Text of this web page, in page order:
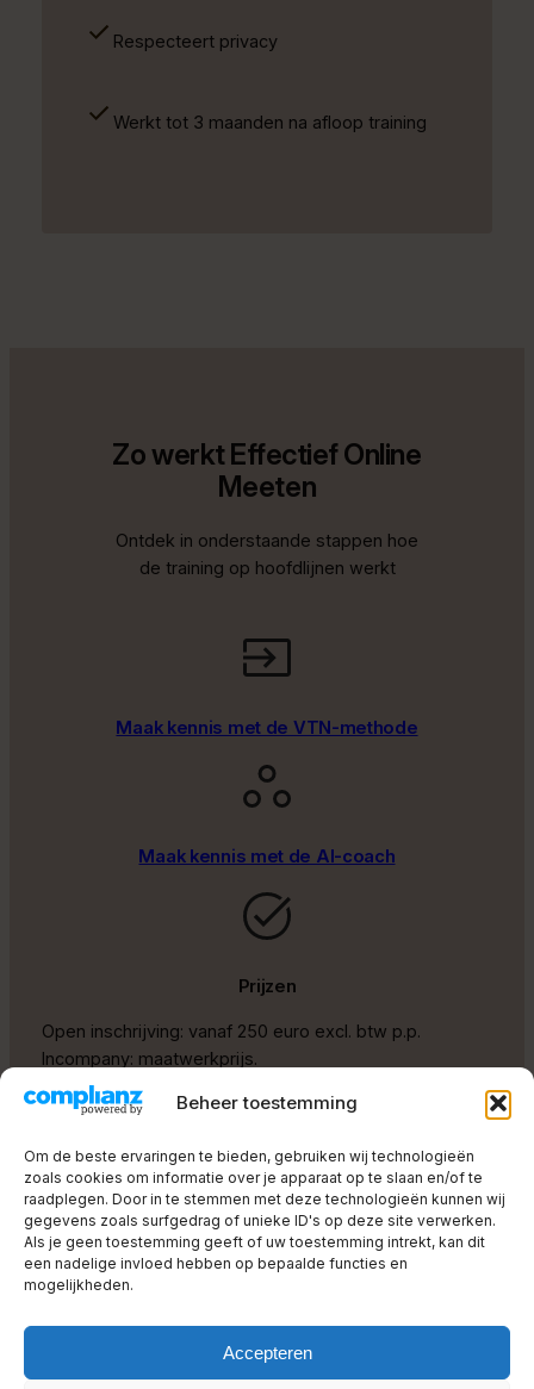
Beheer toestemming
Om de beste ervaringen te bieden, gebruiken wij technologieën
zoals cookies om informatie over je apparaat op te slaan en/of te
raadplegen. Door in te stemmen met deze technologieën kunnen wij
gegevens zoals surfgedrag of unieke ID's op deze site verwerken.
Als je geen toestemming geeft of uw toestemming intrekt, kan dit
een nadelige invloed hebben op bepaalde functies en
mogelijkheden.
Accepteren
Respecteert privacy
Werkt tot 3 maanden na afloop training
Zo werkt Effectief Online
Meeten
Ontdek in onderstaande stappen hoe
de training op hoofdlijnen werkt
Maak kennis met de VTN-methode
Maak kennis met de AI-coach
Prijzen
Open inschrijving: vanaf 250 euro excl. btw p.p.
Incompany: maatwerkprijs.
Contact